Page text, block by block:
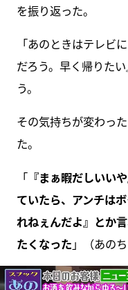
を振り返った。
「あのときはテレビ
だろう。早く帰りた
う。
その気持ちが変わっ
た。
「『まぁ暇だしいい
ていたら、アンチは
れねぇんだよ』とか
たくなった 」（あのち